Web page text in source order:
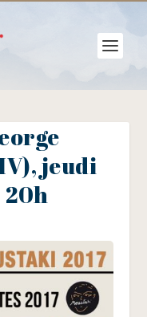
jeudi
20h